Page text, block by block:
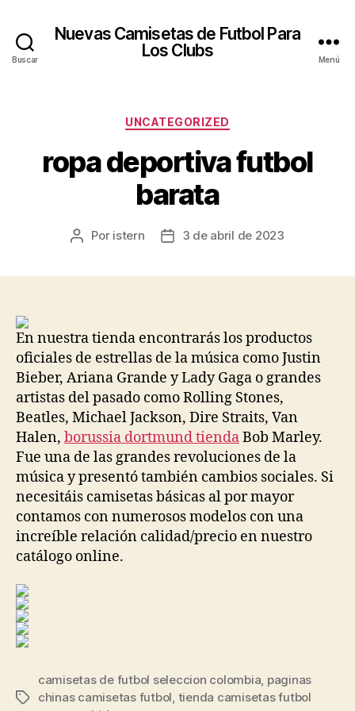
Buscar
Nuevas Camisetas de Futbol Para
Los Clubs
Menú
Categorías
UNCATEGORIZED
ropa deportiva futbol
barata
Autor
Por istern
Fecha3 de abril de 2023
En nuestra tienda encontrarás los productos
oficiales de estrellas de la música como Justin
Bieber, Ariana Grande y Lady Gaga o grandes
artistas del pasado como Rolling Stones,
Beatles, Michael Jackson, Dire Straits, Van
Halen, borussia dortmund tiendaBob Marley.
Fue una de las grandes revoluciones de la
música y presentó también cambios sociales. Si
necesitáis camisetas básicas al por mayor
contamos con numerosos modelos con una
increíble relación calidad/precio en nuestro
catálogo online.
Etiquetas
camisetas de futbol seleccion colombia, paginas
chinas camisetas futbol, tienda camisetas futbol